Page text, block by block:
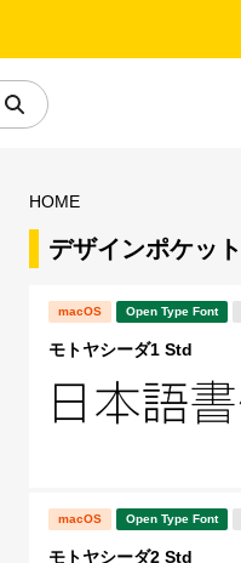
HOME
デザインポケット
macOS Open Type Font
モトヤシーダ1 Std
macOS Open Type Font
モトヤシーダ2 Std